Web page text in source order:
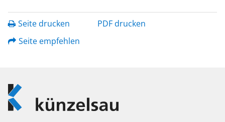
Seite drucken
PDF drucken
Seite empfehlen
Logo
Künzelsau